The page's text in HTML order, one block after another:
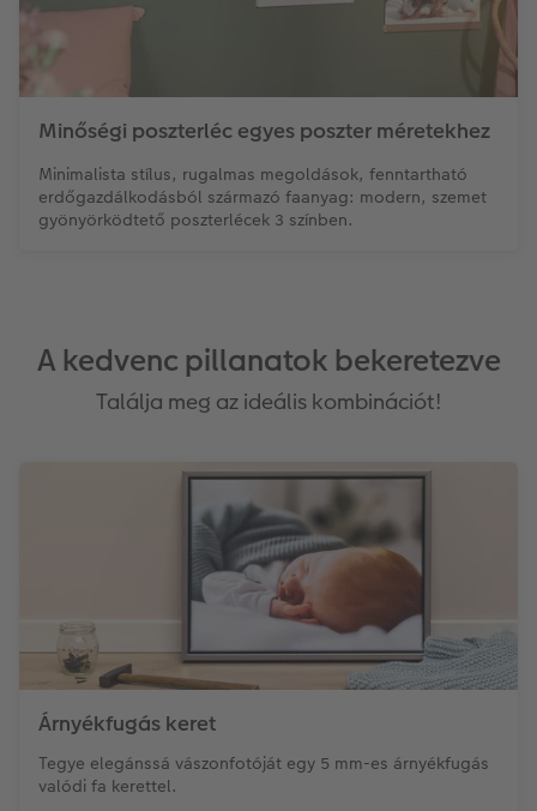
Minőségi poszterléc egyes poszter méretekhez
Minimalista stílus, rugalmas megoldások, fenntartható
erdőgazdálkodásból származó faanyag: modern, szemet
gyönyörködtető poszterlécek 3 színben.
A kedvenc pillanatok bekeretezve
Találja meg az ideális kombinációt!
Árnyékfugás keret
Tegye elegánssá vászonfotóját egy 5 mm-es árnyékfugás
valódi fa kerettel.